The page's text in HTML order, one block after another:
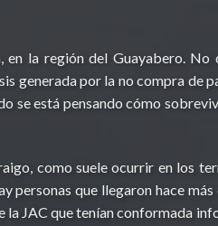
la región del Guayabero. No
generada por la no compra de
se está pensando cómo
como suele ocurrir en los
que llegaron hace más
la JAC que tenían conformada